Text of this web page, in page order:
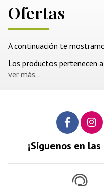
Ofertas
A continuación te
Los productos pertenecen
ver más...
¡Síguenos en